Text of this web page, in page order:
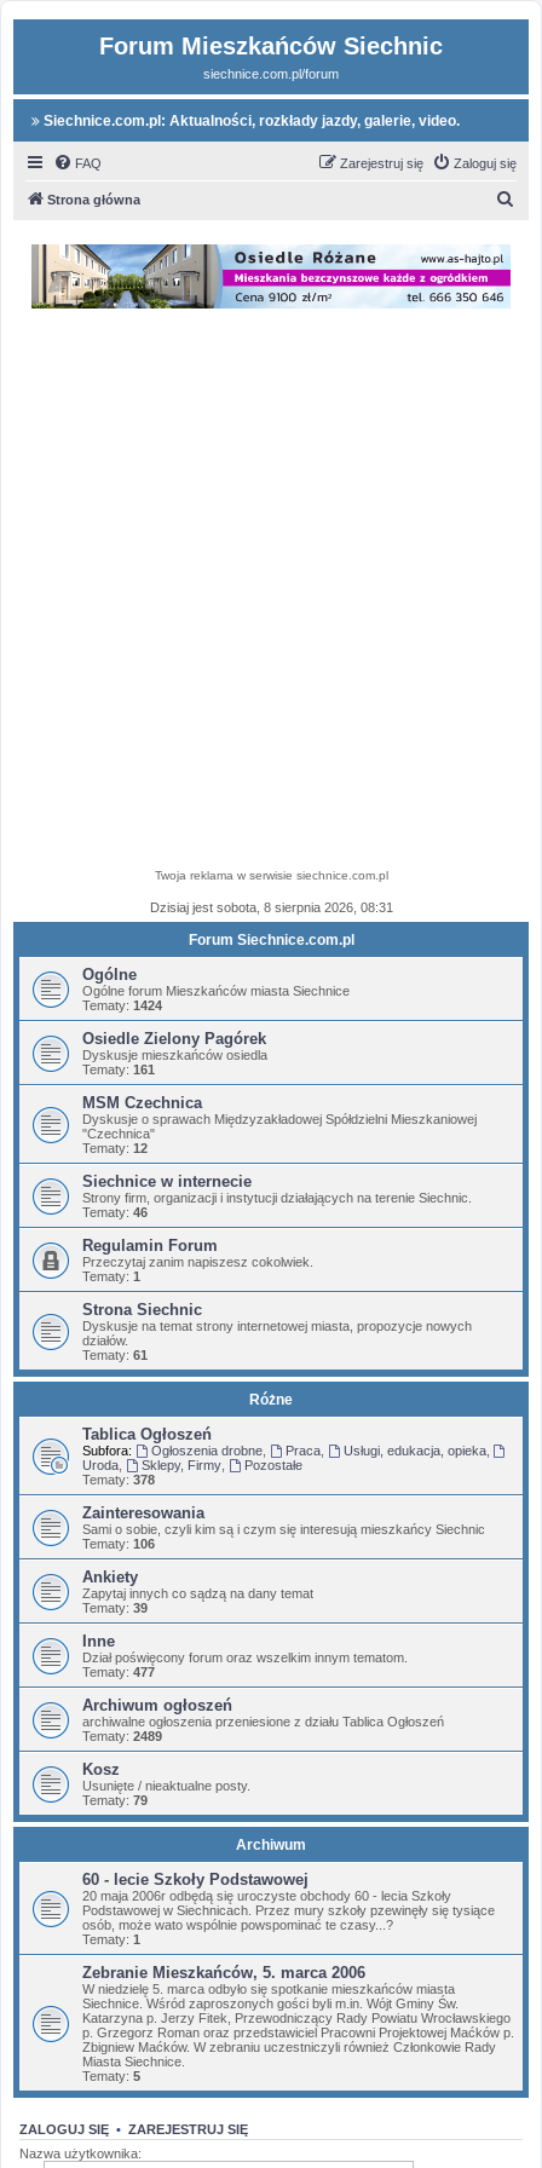
Forum Mieszkańców Siechnic
siechnice.com.pl/forum
Siechnice.com.pl: Aktualności, rozkłady jazdy, galerie, video.
FAQ Zaloguj się
Zarejestruj się
Strona główna
Twoja reklama w serwisie siechnice.com.pl
Dzisiaj jest sobota, 8 sierpnia 2026, 08:31
Forum Siechnice.com.pl
Ogólne
Ogólne forum Mieszkańców miasta Siechnice
Tematy: 1424
Osiedle Zielony Pagórek
Dyskusje mieszkańców osiedla
Tematy: 161
MSM Czechnica
Dyskusje o sprawach Międzyzakładowej Spółdzielni Mieszkaniowej
"Czechnica"
Tematy: 12
Siechnice w internecie
Strony firm, organizacji i instytucji działających na terenie Siechnic.
Tematy: 46
Regulamin Forum
Przeczytaj zanim napiszesz cokolwiek.
Tematy: 1
Strona Siechnic
Dyskusje na temat strony internetowej miasta, propozycje nowych
działów.
Tematy: 61
Różne
Tablica Ogłoszeń
Subfora: Ogłoszenia drobne, Praca, Usługi, edukacja, opieka,
Uroda
Sklepy, Firmy,
Pozostałe
Tematy: 378
Zainteresowania
Sami o sobie, czyli kim są i czym się interesują mieszkańcy Siechnic
Tematy: 106
Ankiety
Zapytaj innych co sądzą na dany temat
Tematy: 39
Inne
Dział poświęcony forum oraz wszelkim innym tematom.
Tematy: 477
Archiwum ogłoszeń
archiwalne ogłoszenia przeniesione z działu Tablica Ogłoszeń
Tematy: 2489
Kosz
Usunięte / nieaktualne posty.
Tematy: 79
Archiwum
60 - lecie Szkoły Podstawowej
20 maja 2006r odbędą się uroczyste obchody 60 - lecia Szkoły
Podstawowej w Siechnicach. Przez mury szkoły pzewinęły się tysiące
osób, może wato wspólnie powspominać te czasy...?
Tematy: 1
Zebranie Mieszkańców, 5. marca 2006
W niedzielę 5. marca odbyło się spotkanie mieszkańców miasta
Siechnice. Wśród zaproszonych gości byli m.in. Wójt Gminy Św.
Katarzyna p. Jerzy Fitek, Przewodniczący Rady Powiatu Wrocławskiego
p. Grzegorz Roman oraz przedstawiciel Pracowni Projektowej Maćków p.
Zbigniew Maćków. W zebraniu uczestniczyli również Członkowie Rady
Miasta Siechnice.
Tematy: 5
ZALOGUJ SIĘ • ZAREJESTRUJ SIĘ
Nazwa użytkownika: